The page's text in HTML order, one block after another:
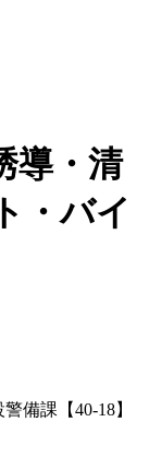
導・清
・バイ
備課【40-18】